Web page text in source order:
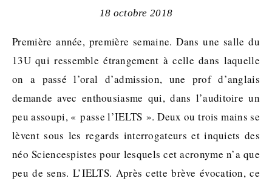
18 octobre 2018
Première année, première semaine. Dans une salle du
13U qui ressemble étrangement à celle dans laquelle
on a passé l’oral d’admission, une prof d’anglais
demande avec enthousiasme qui, dans l’auditoire un
peu assoupi, « passe l’IELTS ». Deux ou trois mains se
lèvent sous les regards interrogateurs et inquiets des
néo Sciencespistes pour lesquels cet acronyme n’a que
peu de sens. L’IELTS. Après cette brève évocation, ce